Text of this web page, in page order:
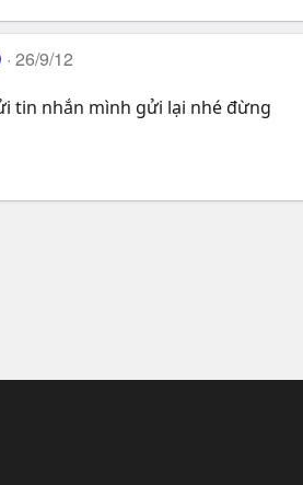
26/9/12
tin nhắn mình gửi lại nhé đừng